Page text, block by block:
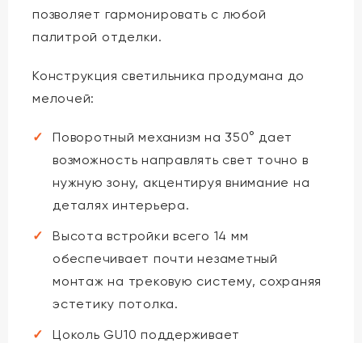
позволяет гармонировать с любой
палитрой отделки.
Конструкция светильника продумана до
мелочей:
Поворотный механизм на 350° дает
возможность направлять свет точно в
нужную зону, акцентируя внимание на
деталях интерьера.
Высота встройки всего 14 мм
обеспечивает почти незаметный
монтаж на трековую систему, сохраняя
эстетику потолка.
Цоколь GU10 поддерживает